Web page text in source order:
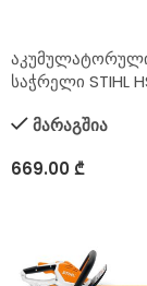
აკუმულატორული
საჭრელი STIHL
მარაგშია
669.00₾